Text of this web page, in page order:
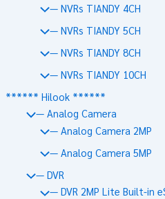
— NVRs TIANDY 4CH
— NVRs TIANDY 5CH
— NVRs TIANDY 8CH
— NVRs TIANDY 10CH
****** Hilook ******
— Analog Camera
— Analog Camera 2MP
— Analog Camera 5MP
— DVR
— DVR 2MP Lite Built-in